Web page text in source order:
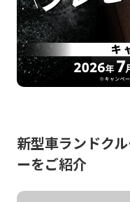
新型車ランドク
ーをご紹介